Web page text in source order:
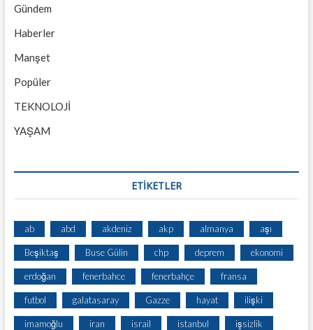
Gündem
Haberler
Manşet
Popüler
TEKNOLOJİ
YAŞAM
ETİKETLER
ab abd akdeniz akp almanya aşı
Beşiktaş Buse Gülin chp deprem ekonomi
erdoğan fenerbahce fenerbahçe fransa
futbol galatasaray Gazze hayat ilişki
imamoğlu iran israil istanbul işsizlik